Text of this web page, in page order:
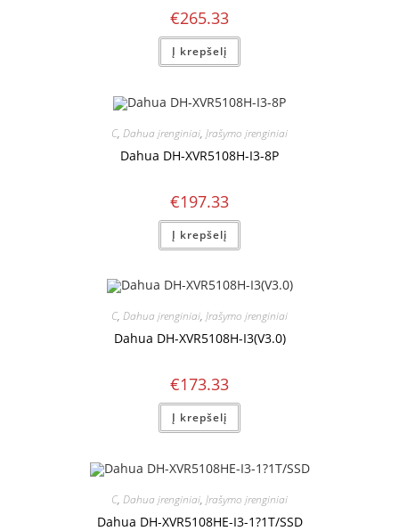
€265.33
Į krepšelį
C, Dahua įrenginiai, Įrašymo įrenginiai
Dahua DH-XVR5108H-I3-8P
€197.33
Į krepšelį
C, Dahua įrenginiai, Įrašymo įrenginiai
Dahua DH-XVR5108H-I3(V3.0)
€173.33
Į krepšelį
C, Dahua įrenginiai, Įrašymo įrenginiai
Dahua DH-XVR5108HE-I3-1?1T/SSD